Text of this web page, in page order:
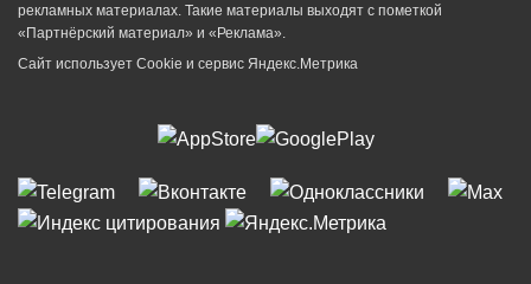
рекламных материалах. Такие материалы выходят с пометкой
«Партнёрский материал» и «Реклама».
Сайт использует Cookie и сервиc Яндекс.Метрика